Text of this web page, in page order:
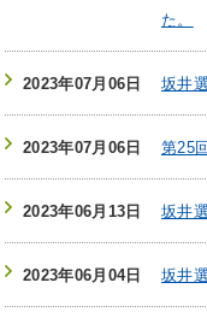
た。
2023年07月06日 坂井
2023年07月06日 第25
2023年06月13日 坂井
2023年06月04日 坂井